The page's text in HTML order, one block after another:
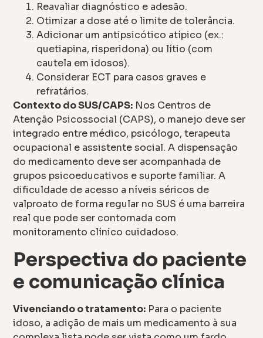
Reavaliar diagnóstico e adesão.
Otimizar a dose até o limite de tolerância.
Adicionar um antipsicótico atípico (ex.:
quetiapina, risperidona) ou lítio (com
cautela em idosos).
Considerar ECT para casos graves e
refratários.
Contexto do SUS/CAPS: Nos Centros de
Atenção Psicossocial (CAPS), o manejo deve ser
integrado entre médico, psicólogo, terapeuta
ocupacional e assistente social. A dispensação
do medicamento deve ser acompanhada de
grupos psicoeducativos e suporte familiar. A
dificuldade de acesso a níveis séricos de
valproato de forma regular no SUS é uma barreira
real que pode ser contornada com
monitoramento clínico cuidadoso.
Perspectiva do paciente
e comunicação clínica
Vivenciando o tratamento: Para o paciente
idoso, a adição de mais um medicamento à sua